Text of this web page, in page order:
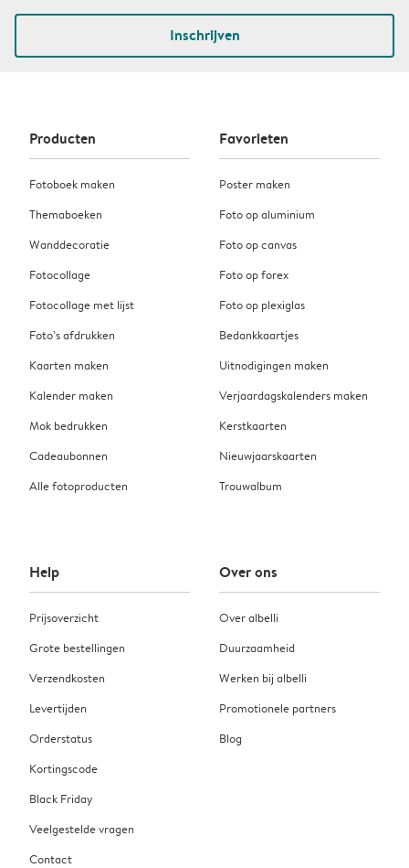
Inschrijven
Producten
Fotoboek maken
Themaboeken
Wanddecoratie
Fotocollage
Fotocollage met lijst
Foto’s afdrukken
Kaarten maken
Kalender maken
Mok bedrukken
Cadeaubonnen
Alle fotoproducten
Favorieten
Poster maken
Foto op aluminium
Foto op canvas
Foto op forex
Foto op plexiglas
Bedankkaartjes
Uitnodigingen maken
Verjaardagskalenders maken
Kerstkaarten
Nieuwjaarskaarten
Trouwalbum
Help
Prijsoverzicht
Grote bestellingen
Verzendkosten
Levertijden
Orderstatus
Kortingscode
Black Friday
Veelgestelde vragen
Contact
Over ons
Over albelli
Duurzaamheid
Werken bij albelli
Promotionele partners
Blog